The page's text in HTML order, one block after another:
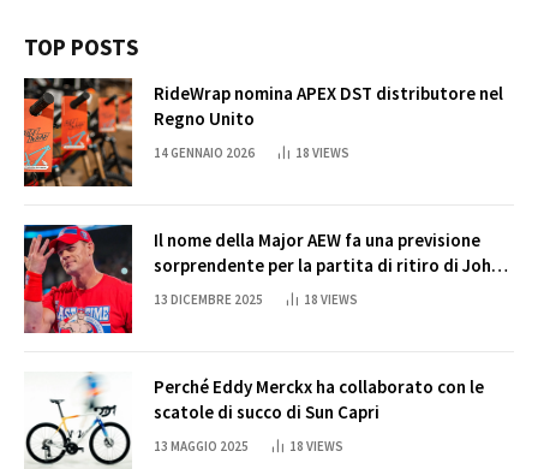
TOP POSTS
RideWrap nomina APEX DST distributore nel
Regno Unito
14 GENNAIO 2026 18 VIEWS
Il nome della Major AEW fa una previsione
sorprendente per la partita di ritiro di John
Cena
13 DICEMBRE 2025 18 VIEWS
Perché Eddy Merckx ha collaborato con le
scatole di succo di Sun Capri
13 MAGGIO 2025 18 VIEWS